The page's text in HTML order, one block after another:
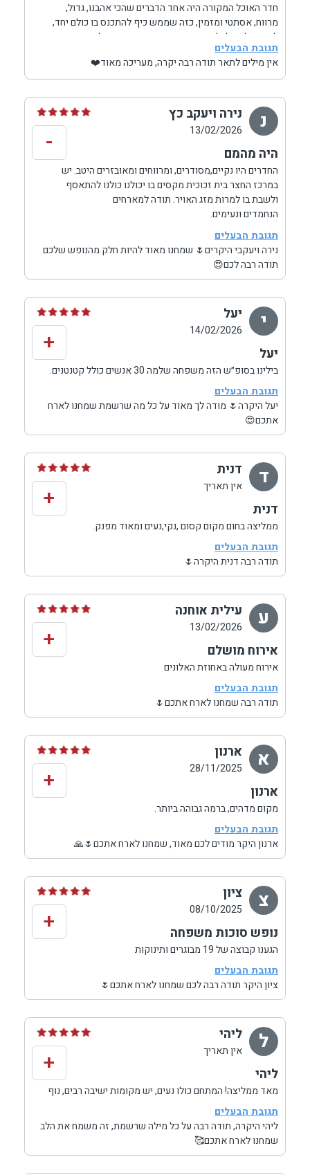
חדר האוכל המקורה היה אחד הדברים שהכי אהבנו, גדול,
מרווח, אסתטי ומזמין, כזה שממש כיף להתכנס בו כולם יחד,
לצחוק, לאכול ולהרגיש ביחד. זה נתן תחושה של חופשה
משפחתית אמיתית.
החדרים פשוט וואו. מדובר בסוויטות פרטיות אמיתיות –
גדולות, מרווחות, מעוצבות בטעם טוב ומאובזרות בכל מה
שצריך ואפילו מעבר. בכל סוויטה ג׳קוזי מפנק, מיטות נוחות
בטירוף, והכי חשוב – ניקיון ברמה יוצאת דופן. הכל מצוחצח,
מסודר ומריח טוב, וזה מורגש בכל פינה.
אבל מעל הכל, מה שהכי בלט לנו זה היחס. חם, אישי, אכפתי
וזמין לכל שאלה או בקשה. הרגשנו שרוצים באמת שיהיה לנו
טוב, ושאנחנו בידיים הכי טובות שיש.
רגעים יפים ואווירה מושלמת.
אין ספק שנחזור שוב, וממליצים מכל הלב לכל מי שמחפש
מקום ברמה גבוהה, עם אווירה חמה, נקייה ומפנקת עד
הפרטים הקטנים ♥️
תגובת הבעלים
אין מילים לתאר תודה רבה יקרה, מעריכה מאוד❤️
נ נירה ויעקב כץ
13/02/2026
היה מהמם
החדרים היו נקיים,מסודרים, ומרווחים ומאובזרים היטב. יש
במרכז החצר בית זכוכית מקסים בו יכולנו כולנו להתאסף
ולשבת בו למרות מזג האויר. תודה למארחים
הנחמדים ונעימים.
תגובת הבעלים
נירה ויעקבי היקרים🌷 שמחנו מאוד להיות חלק מהנופש שלכם
תודה רבה לכם😍
-
י יעל
14/02/2026
יעל
בילינו בסופ״ש הזה משפחה שלמה 30 אנשים כולל קטנטנים.
המקום ממש מושלם
החדרים וכל המתחם מאד נקיים,המטבח מאובזר החצר
הפנימית מרוווחת למישחק של ילדים,
המארחים מקסימים ואפילו פינקו אותנו בכנאפה לארוחת
מזג האויר היה נוראי ובכל זאת המקום מאפשר התכנסויות
משפחתיות הכנת ארוחות גדולות ובילוי בבריכה מחוממת.
היה מושלם
תגובת הבעלים
יעל היקרה🌷 מודה לך מאוד על כל מה שרשמת שמחנו לארח
אתכם😍
+
ד דנית
אין תאריך
דנית
ממליצה בחום מקום קסום ,נקי,נעים ומאוד מפנק.
תגובת הבעלים
תודה רבה דנית היקרה🌷
+
ע עילית אוחנה
13/02/2026
אירוח מושלם
אירוח מעולה באחוזת האלונים
תגובת הבעלים
תודה רבה שמחנו לארח אתכם🌷
+
א ארנון
28/11/2025
ארנון
מקום מדהים, ברמה גבוהה ביותר.
האנה מארחת מקסימה. מומלץ ביותר
תגובת הבעלים
ארנון היקר מודים לכם מאוד, שמחנו לארח אתכם🌷🙏
+
צ ציון
08/10/2025
נופש סוכות משפחה
הגענו קבוצה של 19 מבוגרים ותינוקות
מיקום מושלם
נוף מדהים
בריכה ג'קוזי ספא
מושלם ומומלץ
תגובת הבעלים
ציון היקר תודה רבה לכם שמחנו לארח אתכם🌷
+
ל ליהי
אין תאריך
ליהי
מאד ממליצה! המתחם כולו נעים, יש מקומות ישיבה רבים, נוף
מקסים, פינות משחקים ובריכה וג'קוזי נעימים ונקיים. החדרים
מעוצבים יפה, שמורים ומתוחזקים, מיטות נוחות ומרווחים.
בהחלט מקום מוצלח מאד. גם בעלי המקום נחמדים, זמינים
ומסייעים בכל מה שצריך.
תגובת הבעלים
ליהי היקרה, תודה רבה על כל מילה שרשמת, זה משמח את הלב
שמחנו לארח אתכם🥰
+